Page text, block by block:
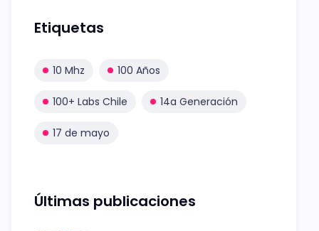
Etiquetas
10 Mhz 100 Años
100+ Labs Chile 14a Generación
17 de mayo
Últimas publicaciones